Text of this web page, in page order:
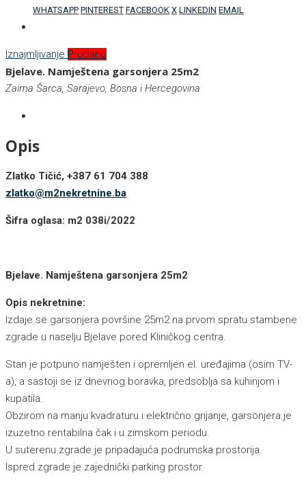
WHATSAPP PINTEREST FACEBOOK X LINKEDIN EMAIL
Iznajmljivanje Prodano
Bjelave. Namještena garsonjera 25m2
Zaima Šarca, Sarajevo, Bosna i Hercegovina
Opis
Zlatko Tičić, +387 61 704 388
zlatko@m2nekretnine.ba
Šifra oglasa: m2 038i/2022
Bjelave. Namještena garsonjera 25m2
Opis nekretnine:
Izdaje se garsonjera površine 25m2 na prvom spratu stambene
zgrade u naselju Bjelave pored Kliničkog centra.
Stan je potpuno namješten i opremljen el. uređajima (osim TV-
a), a sastoji se iz dnevnog boravka, predsoblja sa kuhinjom i
kupatila.
Obzirom na manju kvadraturu i električno grijanje, garsonjera je
izuzetno rentabilna čak i u zimskom periodu.
U suterenu zgrade je pripadajuća podrumska prostorija.
Ispred zgrade je zajednički parking prostor.